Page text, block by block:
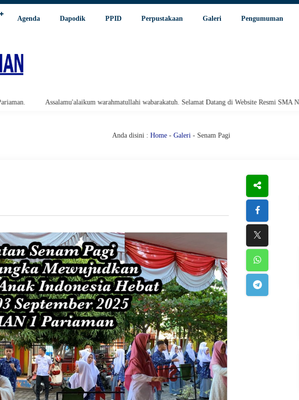
Agenda Dapodik PPID Perpustakaan Galeri Pengumuman
warahmatullahi wabarakatuh. Selamat Datang di Website Resmi SMA Negeri 1 Pariaman.
Anda disini : Home- Galeri- Senam Pagi